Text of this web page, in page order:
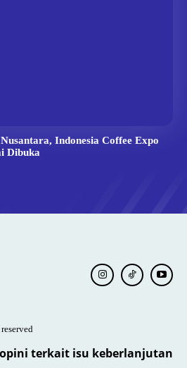
Indonesia Coffee Expo
Dibuka
terkait isu keberlanjutan